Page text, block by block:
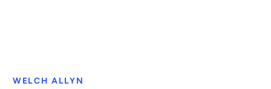
WELCH ALLYN